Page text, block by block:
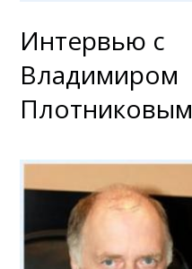
Интервью с
Владимиром
Плотниковым